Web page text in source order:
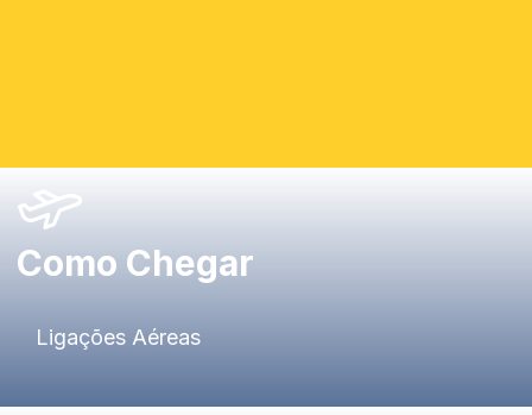
Como Chegar
Ligações Aéreas